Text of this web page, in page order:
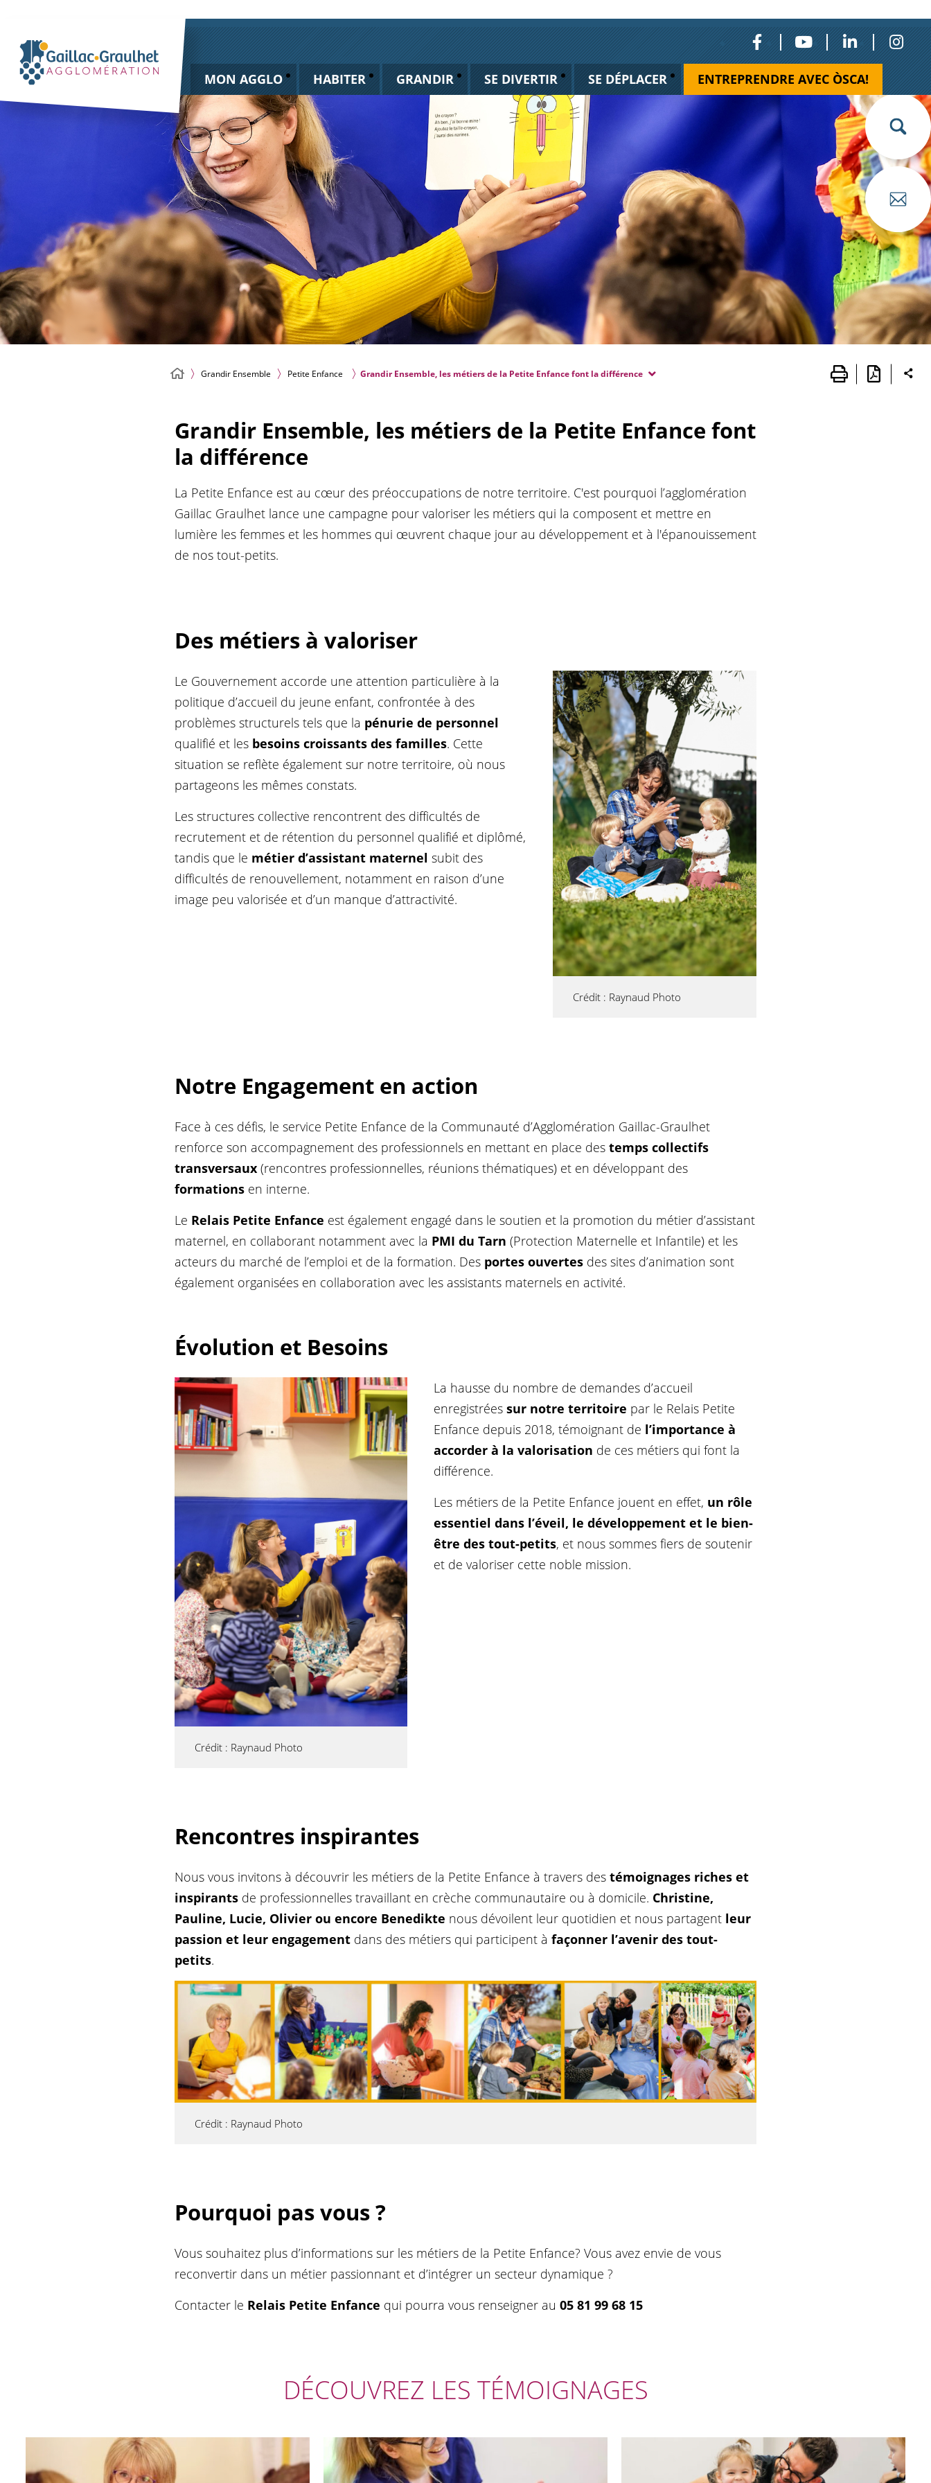
MON AGGLO HABITER GRANDIR SE DIVERTIR SE DÉPLACER ENTREPRENDRE AVEC ÒSCA!
Grandir Ensemble Petite Enfance Grandir Ensemble, les métiers de la Petite Enfance font la différence
Grandir Ensemble, les métiers de la Petite Enfance font
la différence
La Petite Enfance est au cœur des préoccupations de notre territoire. C'est pourquoi l’agglomération
Gaillac Graulhet lance une campagne pour valoriser les métiers qui la composent et mettre en
lumière les femmes et les hommes qui œuvrent chaque jour au développement et à l'épanouissement
de nos tout-petits.
Des métiers à valoriser
Crédit : Raynaud Photo
Le Gouvernement accorde une attention particulière à la
politique d’accueil du jeune enfant, confrontée à des
problèmes structurels tels que la pénurie de personnel
qualifié et les besoins croissants des familles. Cette
situation se reflète également sur notre territoire, où nous
partageons les mêmes constats.
Les structures collective rencontrent des difficultés de
recrutement et de rétention du personnel qualifié et diplômé,
tandis que le métier d’assistant maternel subit des
difficultés de renouvellement, notamment en raison d’une
image peu valorisée et d’un manque d’attractivité.
Notre Engagement en action
Face à ces défis, le service Petite Enfance de la Communauté d’Agglomération Gaillac-Graulhet
renforce son accompagnement des professionnels en mettant en place des temps collectifs
transversaux (rencontres professionnelles, réunions thématiques) et en développant des
formations en interne.
Le Relais Petite Enfance est également engagé dans le soutien et la promotion du métier d’assistant
maternel, en collaborant notamment avec la PMI du Tarn (Protection Maternelle et Infantile) et les
acteurs du marché de l’emploi et de la formation. Des portes ouvertes des sites d’animation sont
également organisées en collaboration avec les assistants maternels en activité.
Évolution et Besoins
Crédit : Raynaud Photo
La hausse du nombre de demandes d’accueil
enregistrées sur notre territoire par le Relais Petite
Enfance depuis 2018, témoignant de l’importance à
accorder à la valorisation de ces métiers qui font la
différence.
Les métiers de la Petite Enfance jouent en effet, un rôle
essentiel dans l’éveil, le développement et le bien-
être des tout-petits, et nous sommes fiers de soutenir
et de valoriser cette noble mission.
Rencontres inspirantes
Nous vous invitons à découvrir les métiers de la Petite Enfance à travers des témoignages riches et
inspirants de professionnelles travaillant en crèche communautaire ou à domicile. Christine,
Pauline, Lucie, Olivier ou encore Benedikte nous dévoilent leur quotidien et nous partagent leur
passion et leur engagement dans des métiers qui participent à façonner l’avenir des tout-
petits.
Crédit : Raynaud Photo
Pourquoi pas vous ?
Vous souhaitez plus d’informations sur les métiers de la Petite Enfance? Vous avez envie de vous
reconvertir dans un métier passionnant et d’intégrer un secteur dynamique ?
Contacter le Relais Petite Enfance qui pourra vous renseigner au 05 81 99 68 15
DÉCOUVREZ LES TÉMOIGNAGES